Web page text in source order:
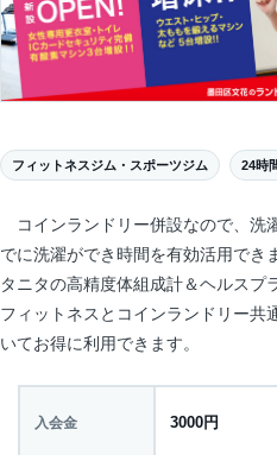
フィットネスジム・スポーツジム 24時
コインランドリー併設なので、洗
でに洗濯ができ時間を有効活用でき
タニタの高精度体組成計＆ヘルスプ
フィットネスとコインランドリー共
いてお得に利用できます。
入会金 3000円